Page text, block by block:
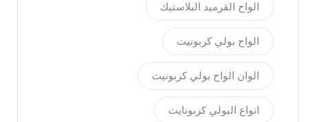
الواح القرميد البلاستيك
الواح بولي كربونيت
الوان الواح بولي كربونيت
انواع البولي كربونايت